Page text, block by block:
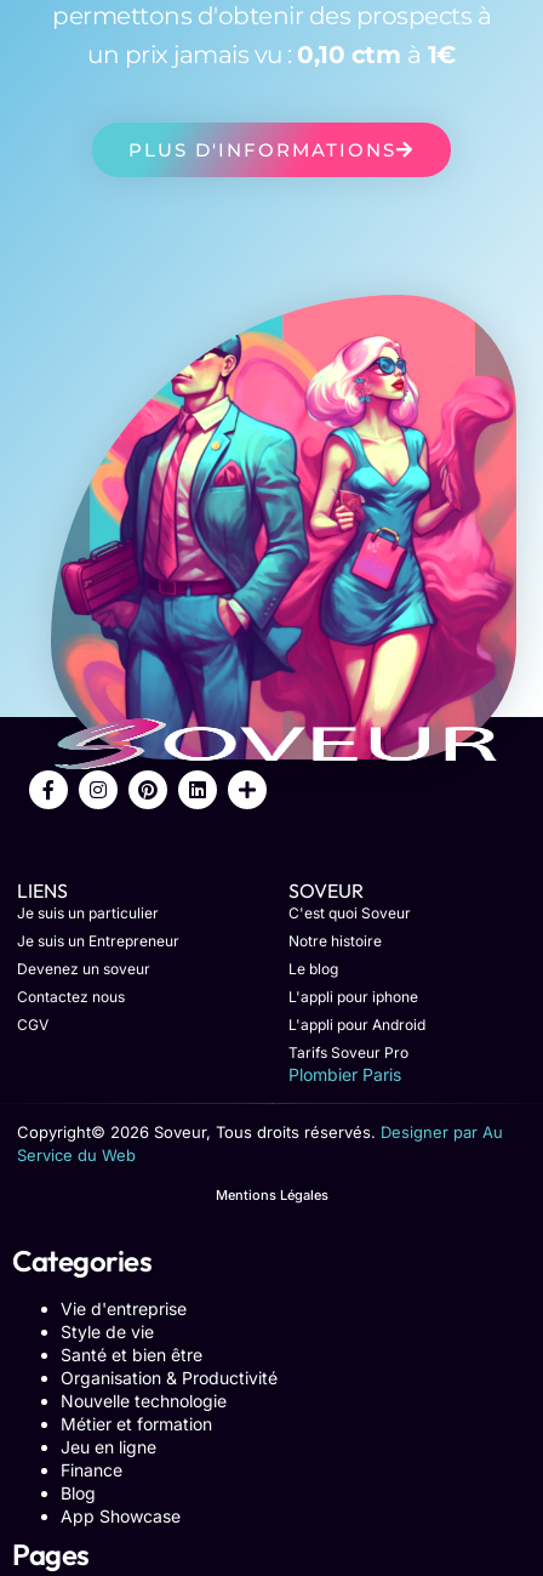
permettons d'obtenir des prospects à
un prix jamais vu : 0,10 ctm à 1€
PLUS D'INFORMATIONS
LIENS
Je suis un particulier
Je suis un Entrepreneur
Devenez un soveur
Contactez nous
CGV
SOVEUR
C'est quoi Soveur
Notre histoire
Le blog
L'appli pour iphone
L'appli pour Android
Tarifs Soveur Pro
Plombier Paris
Copyright© 2026 Soveur, Tous droits réservés. Designer par Au
Service du Web
Mentions Légales
Categories
Vie d'entreprise
Style de vie
Santé et bien être
Organisation & Productivité
Nouvelle technologie
Métier et formation
Jeu en ligne
Finance
Blog
App Showcase
Pages